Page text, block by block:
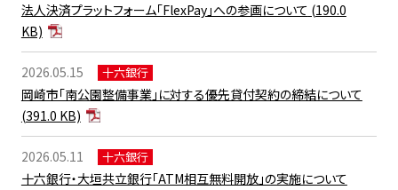
法人決済プラットフォーム「FlexPay」への参画について (190.0
KB)
2026.05.15 十六銀行
岡崎市「南公園整備事業」に対する優先貸付契約の締結について
(391.0 KB)
2026.05.11 十六銀行
十六銀行・大垣共立銀行「ATM相互無料開放」の実施について